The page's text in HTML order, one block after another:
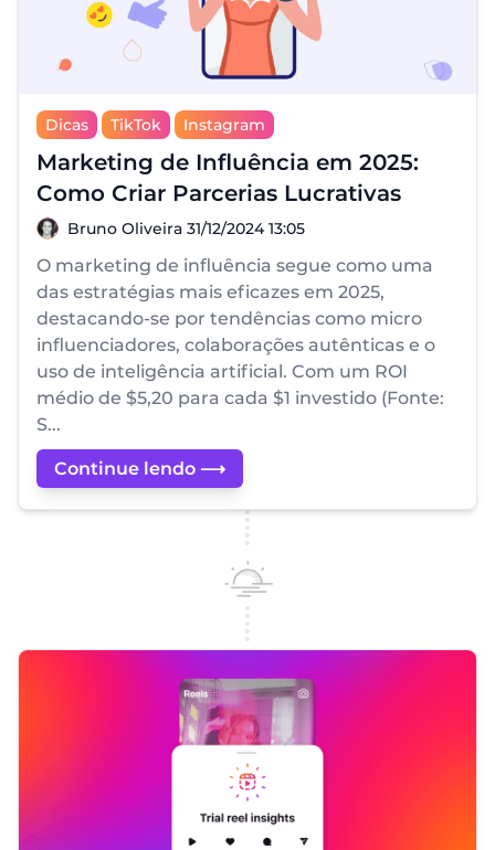
Dicas TikTok Instagram
Marketing de Influência em 2025:
Como Criar Parcerias Lucrativas
Bruno Oliveira
Bruno Oliveira 31/12/2024 13:05
O marketing de influência segue como uma
das estratégias mais eficazes em 2025,
destacando-se por tendências como micro
influenciadores, colaborações autênticas e o
uso de inteligência artificial. Com um ROI
médio de $5,20 para cada $1 investido (Fonte:
S...
Continue lendo ⟶